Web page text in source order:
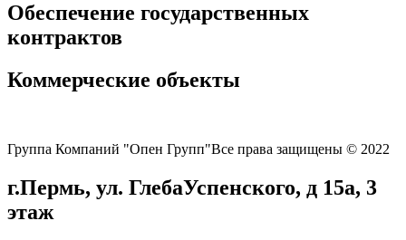
Обеспечение государственных
контрактов
Коммерческие объекты
Группа Компаний "Опен Групп"Все права защищены © 2022
г.Пермь, ул. ГлебаУспенского, д 15а, 3
этаж